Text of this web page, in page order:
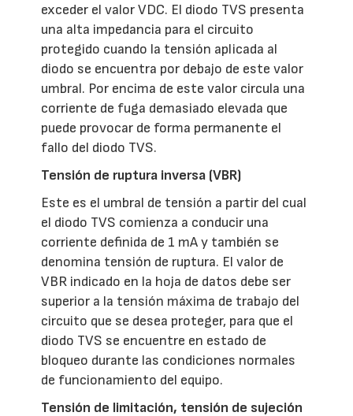
exceder el valor VDC. El diodo TVS presenta
una alta impedancia para el circuito
protegido cuando la tensión aplicada al
diodo se encuentra por debajo de este valor
umbral. Por encima de este valor circula una
corriente de fuga demasiado elevada que
puede provocar de forma permanente el
fallo del diodo TVS.
Tensión de ruptura inversa (VBR)
Este es el umbral de tensión a partir del cual
el diodo TVS comienza a conducir una
corriente definida de 1 mA y también se
denomina tensión de ruptura. El valor de
VBR indicado en la hoja de datos debe ser
superior a la tensión máxima de trabajo del
circuito que se desea proteger, para que el
diodo TVS se encuentre en estado de
bloqueo durante las condiciones normales
de funcionamiento del equipo.
Tensión de limitación, tensión de sujeción